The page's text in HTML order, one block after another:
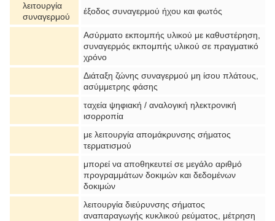
λειτουργία
συναγερμού
έξοδος συναγερμού ήχου και φωτός
Ασύρματο εκπομπής υλικού με καθυστέρηση,
συναγερμός εκπομπής υλικού σε πραγματικό
χρόνο
Διάταξη ζώνης συναγερμού μη ίσου πλάτους,
ασύμμετρης φάσης
ταχεία ψηφιακή / αναλογική ηλεκτρονική
ισορροπία
με λειτουργία απομάκρυνσης σήματος
τερματισμού
μπορεί να αποθηκευτεί σε μεγάλο αριθμό
προγραμμάτων δοκιμών και δεδομένων
δοκιμών
λειτουργία διεύρυνσης σήματος
αναπαραγωγής κυκλικού ρεύματος, μέτρηση